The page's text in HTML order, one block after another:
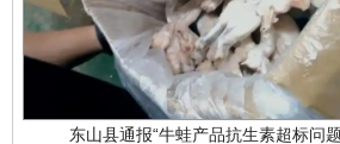
东山县通报“牛蛙产品抗生素超标问题”